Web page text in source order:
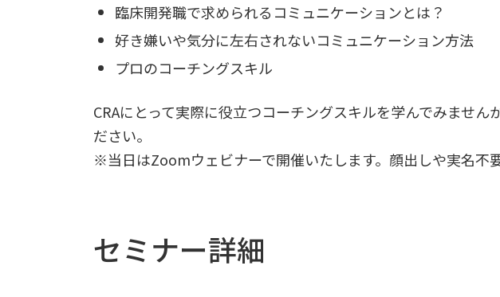
臨床開発職で求められるコミュニケーションとは？
好き嫌いや気分に左右されないコミュニケーション方法
プロのコーチングスキル
CRAにとって実際に役立つコーチングスキルを学んでみません
ださい。
※当日はZoomウェビナーで開催いたします。顔出しや実名不
セミナー詳細